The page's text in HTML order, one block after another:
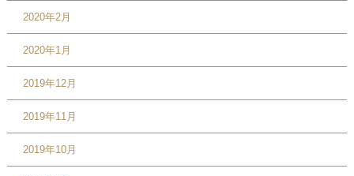
2020年2月
2020年1月
2019年12月
2019年11月
2019年10月